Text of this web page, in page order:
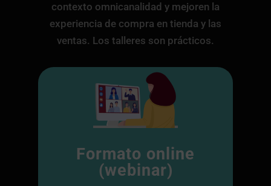
contexto omnicanalidad y mejoren la
experiencia de compra en tienda y las
ventas. Los talleres son prácticos.
Formato online
(webinar)